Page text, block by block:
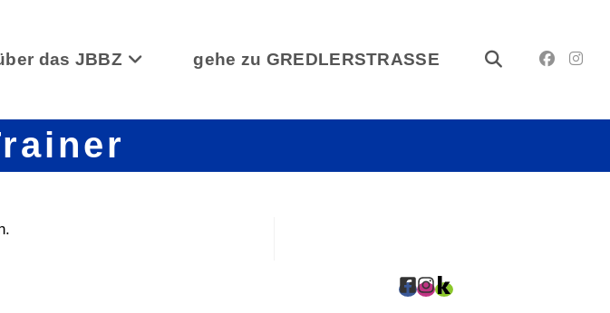
das JBBZ gehe zu GREDLERSTRASSE Website-
Suche